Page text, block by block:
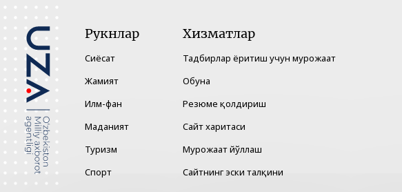
Рукнлар
Сиёсат
Жамият
Илм-фан
Маданият
Туризм
Спорт
Хизматлар
Тадбирлар ёритиш учун мурожаат
Обуна
Резюме қолдириш
Сайт харитаси
Мурожаат йўллаш
Сайтнинг эски талқини